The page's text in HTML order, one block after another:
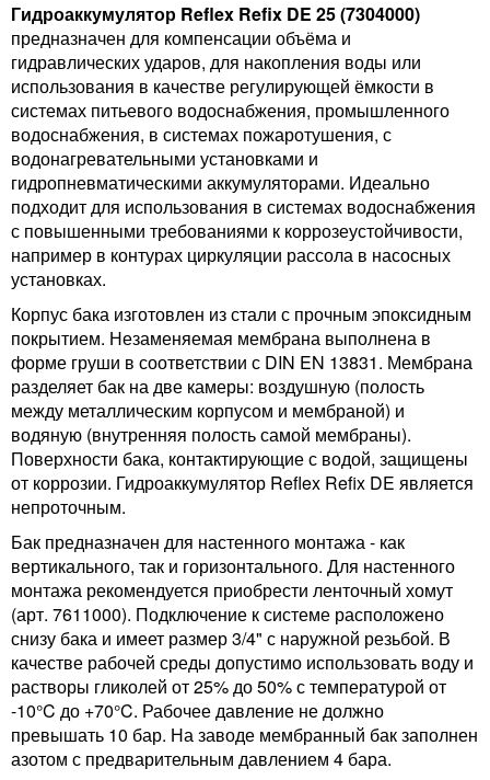
Гидроаккумулятор Reflex Refix DE 25 (7304000)
предназначен для компенсации объёма и
гидравлических ударов, для накопления воды или
использования в качестве регулирующей ёмкости в
системах питьевого водоснабжения, промышленного
водоснабжения, в системах пожаротушения, с
водонагревательными установками и
гидропневматическими аккумуляторами. Идеально
подходит для использования в системах водоснабжения
с повышенными требованиями к коррозеустойчивости,
например в контурах циркуляции рассола в насосных
установках.
Корпус бака изготовлен из стали с прочным эпоксидным
покрытием. Незаменяемая мембрана выполнена в
форме груши в соответствии с DIN EN 13831. Мембрана
разделяет бак на две камеры: воздушную (полость
между металлическим корпусом и мембраной) и
водяную (внутренняя полость самой мембраны).
Поверхности бака, контактирующие с водой, защищены
от коррозии. Гидроаккумулятор Reflex Refix DE является
непроточным.
Бак предназначен для настенного монтажа - как
вертикального, так и горизонтального. Для настенного
монтажа рекомендуется приобрести ленточный хомут
(арт. 7611000). Подключение к системе расположено
снизу бака и имеет размер 3/4" с наружной резьбой. В
качестве рабочей среды допустимо использовать воду и
растворы гликолей от 25% до 50% с температурой от
-10°C до +70°C. Рабочее давление не должно
превышать 10 бар. На заводе мембранный бак заполнен
азотом с предварительным давлением 4 бара.